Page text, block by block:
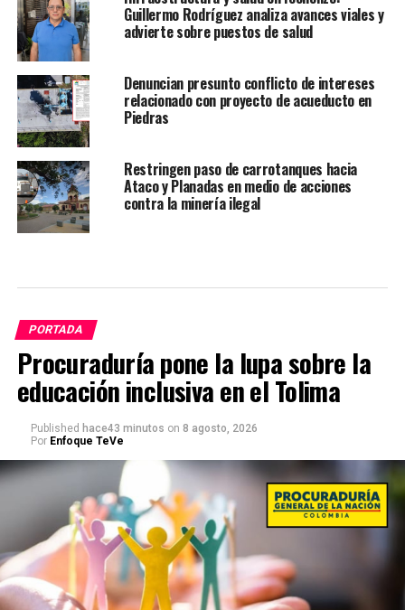
Guillermo Rodríguez analiza avances viales y
advierte sobre puestos de salud
Denuncian presunto conflicto de intereses
relacionado con proyecto de acueducto en
Piedras
Restringen paso de carrotanques hacia
Ataco y Planadas en medio de acciones
contra la minería ilegal
PORTADA
Procuraduría pone la lupa sobre la
educación inclusiva en el Tolima
Published hace43 minutos on 8 agosto, 2026
Por Enfoque TeVe